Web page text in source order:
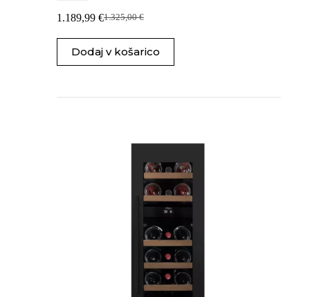
1.325,00€
Izvirna
je
bila:
1.189,99 €
Trenutna
je:
1.189,99 €.
Dodaj v košarico